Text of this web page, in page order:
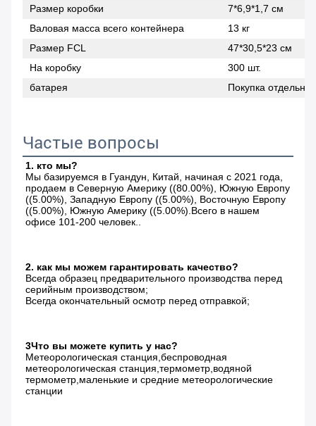
Размер коробки
7*6,9*1,7 см
Валовая масса всего контейнера
13 кг
Размер FCL
47*30,5*23 см
На коробку
300 шт.
батарея
Покупка отдельно
Частые вопросы
1. кто мы?
Мы базируемся в Гуандун, Китай, начиная с 2021 года,
продаем в Северную Америку ((80.00%), Южную Европу
((5.00%), Западную Европу ((5.00%), Восточную Европу
((5.00%), Южную Америку ((5.00%).Всего в нашем
офисе 101-200 человек..
2. как мы можем гарантировать качество?
Всегда образец предварительного производства перед
серийным производством;
Всегда окончательный осмотр перед отправкой;
3Что вы можете купить у нас?
Метеорологическая станция,беспроводная
метеорологическая станция,термометр,водяной
термометр,маленькие и средние метеорологические
станции